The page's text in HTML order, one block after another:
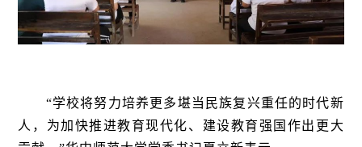
“学校将努力培养更多堪当民族复兴重任的时代新
人，为加快推进教育现代化、建设教育强国作出更大